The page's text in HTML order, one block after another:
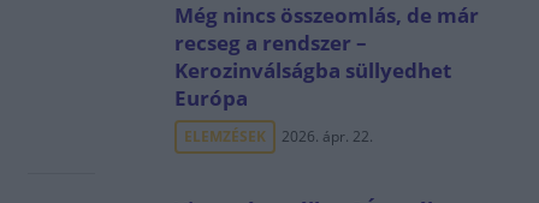
Még nincs összeomlás, de már
recseg a rendszer –
Kerozinválságba süllyedhet
Európa
ELEMZÉSEK 2026. ápr. 22.